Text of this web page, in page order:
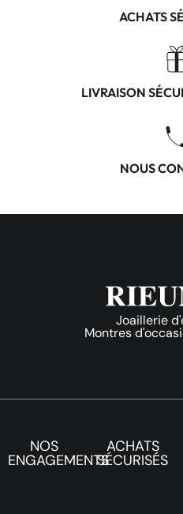
ACHATS
LIVRAISON
NOUS
Joaillerie
Montres
NOS
ENGAGEMENTS
ACHATS
SÉCURISÉS